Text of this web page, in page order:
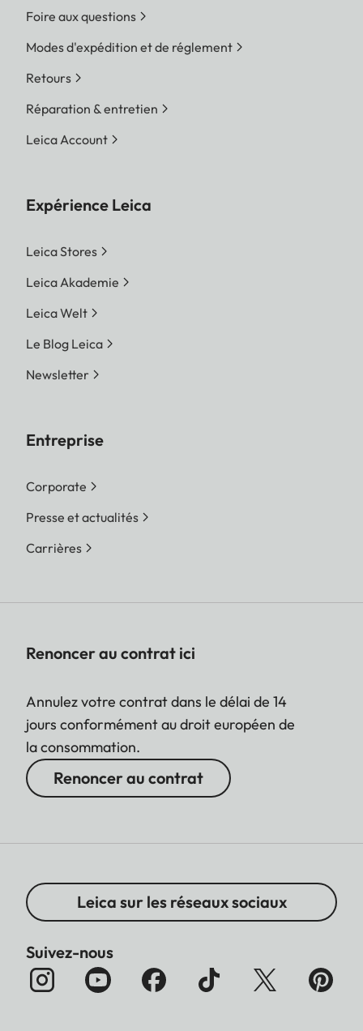
Foire aux questions
Modes d'expédition et de réglement
Retours
Réparation & entretien
Leica Account
Expérience Leica
Leica Stores
Leica Akademie
Leica Welt
Le Blog Leica
Newsletter
Entreprise
Corporate
Presse et actualités
Carrières
Renoncer au contrat ici
Annulez votre contrat dans le délai de 14
jours conformément au droit européen de
la consommation.
Renoncer au contrat
Leica sur les réseaux sociaux
Suivez-nous